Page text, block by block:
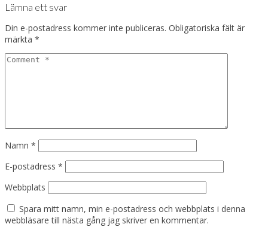
Lämna ett svar
Din e-postadress kommer inte publiceras. Obligatoriska fält är
märkta *
Namn *
E-postadress *
Webbplats
Spara mitt namn, min e-postadress och webbplats i denna
webbläsare till nästa gång jag skriver en kommentar.